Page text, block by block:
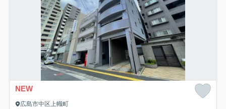
NEW
広島市中区上幟町